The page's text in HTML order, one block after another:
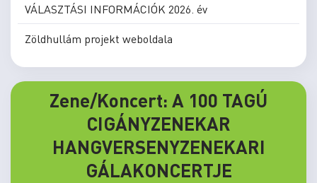
VÁLASZTÁSI INFORMÁCIÓK 2026. év
Zöldhullám projekt weboldala
Zene/Koncert: A 100 TAGÚ
CIGÁNYZENEKAR
HANGVERSENYZENEKARI
GÁLAKONCERTJE